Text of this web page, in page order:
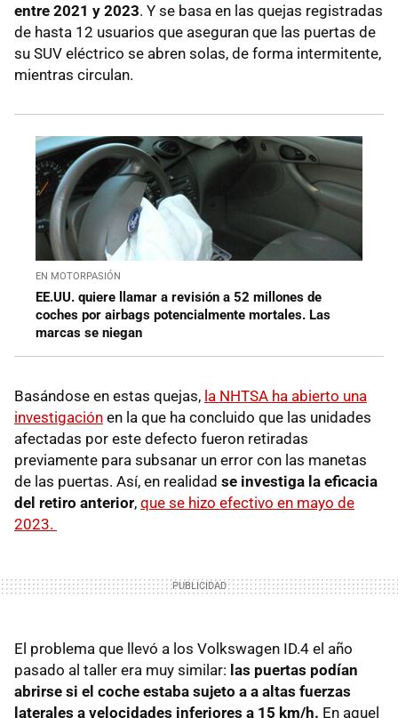
entre 2021 y 2023. Y se basa en las quejas registradas
de hasta 12 usuarios que aseguran que las puertas de
su SUV eléctrico se abren solas, de forma intermitente,
mientras circulan.
EN MOTORPASIÓN
EE.UU. quiere llamar a revisión a 52 millones de
coches por airbags potencialmente mortales. Las
marcas se niegan
Basándose en estas quejas, la NHTSA ha abierto una
investigación en la que ha concluido que las unidades
afectadas por este defecto fueron retiradas
previamente para subsanar un error con las manetas
de las puertas. Así, en realidad se investiga la eficacia
del retiro anterior, que se hizo efectivo en mayo de
2023.
El problema que llevó a los Volkswagen ID.4 el año
pasado al taller era muy similar: las puertas podían
abrirse si el coche estaba sujeto a a altas fuerzas
laterales a velocidades inferiores a 15 km/h. En aquel